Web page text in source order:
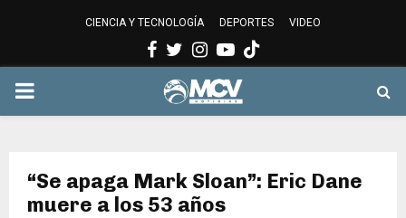
CIENCIA Y TECNOLOGÍA DEPORTES VIDEO
Facebook
Twitter
Instagram
Youtube
PRIMARY
“Se apaga Mark Sloan”: Eric Dane
muere a los 53 años